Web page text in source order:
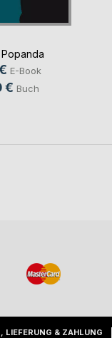
E-Book
€ Buch
LIEFERUNG & ZAHLUNG